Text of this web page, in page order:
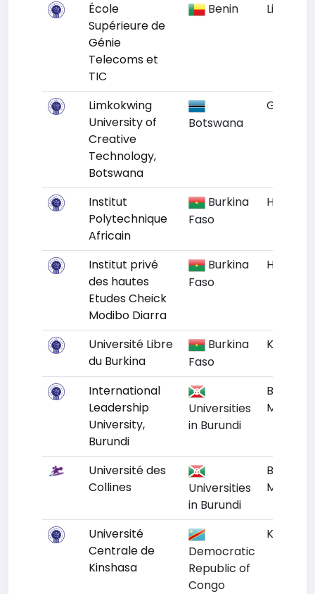
École
Supérieure de
Génie
Telecoms et
TIC
Benin Littoral
Limkokwing
University of
Creative
Technology,
Botswana
Botswana
Institut
Polytechnique
Africain
Burkina
Faso
Houet
Institut privé
des hautes
Etudes Cheick
Modibo Diarra
Burkina
Faso
Houet
Université Libre
du Burkina
Burkina
Faso
Kadiogo
International
Leadership
University,
Burundi
Universities
in Burundi
Mairie
Université des
Collines
Universities
in Burundi
Mairie
Université
Centrale de
Kinshasa
Democratic
Republic of
Congo
Kinshasa